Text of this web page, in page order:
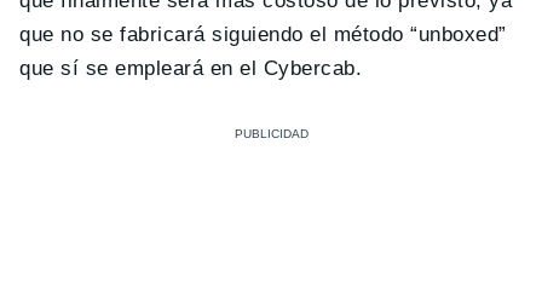
que no se fabricará siguiendo el método “unboxed”
que sí se empleará en el Cybercab.